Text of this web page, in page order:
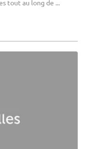
tout au long de ...